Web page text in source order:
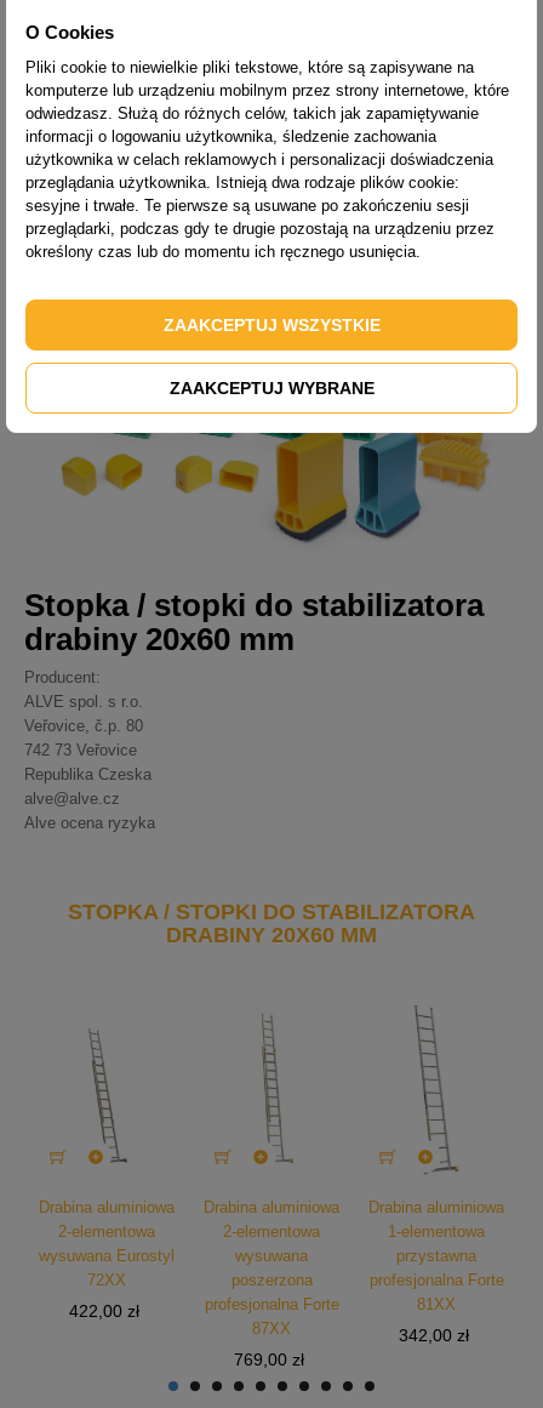
Stopki do stabilizatora drabiny aluminiowej
zapewniająmaksymalną stabilność drabiny, nawet na śliskim
podłożu. Dzięki zastosowaniu stopek, rozłożona drabina nie
przesuwa się, a użytkownik zyskujewysoki komfort pracy.
Dodatkowo zapewniona jest również ochrona powierzchni
której stoi drabina. Stopki to element drabiny, który szybko się
zużywa, pomimo zastosowania wysokiej jakości materiałów,
dlatego warto co jakiś czas sprawdzać stan posiadanych stopek i
jeśli są zużyte – wymienić je na nowe.
Stopka / stopki do stabilizatora
drabiny 20x60 mm
Producent:
ALVE spol. s r.o.
Veřovice, č.p. 80
742 73 Veřovice
Republika Czeska
alve@alve.cz
Alve ocena ryzyka
STOPKA / STOPKI DO STABILIZATORA
DRABINY 20X60 MM

Drabina aluminiowa
2-elementowa
wysuwana Eurostyl
72XX
Cena
422,00 zł

Drabina aluminiowa
2-elementowa
wysuwana
poszerzona
profesjonalna Forte
87XX
Cena
769,00 zł

Drabina aluminiowa
1-elementowa
przystawna
profesjonalna Forte
81XX
Cena
342,00 zł
O Cookies
Pliki cookie to niewielkie pliki tekstowe, które są zapisywane na
komputerze lub urządzeniu mobilnym przez strony internetowe, które
odwiedzasz. Służą do różnych celów, takich jak zapamiętywanie
informacji o logowaniu użytkownika, śledzenie zachowania
użytkownika w celach reklamowych i personalizacji doświadczenia
przeglądania użytkownika. Istnieją dwa rodzaje plików cookie:
sesyjne i trwałe. Te pierwsze są usuwane po zakończeniu sesji
przeglądarki, podczas gdy te drugie pozostają na urządzeniu przez
określony czas lub do momentu ich ręcznego usunięcia.
ZAAKCEPTUJ WYBRANE
ZAAKCEPTUJ WSZYSTKIE